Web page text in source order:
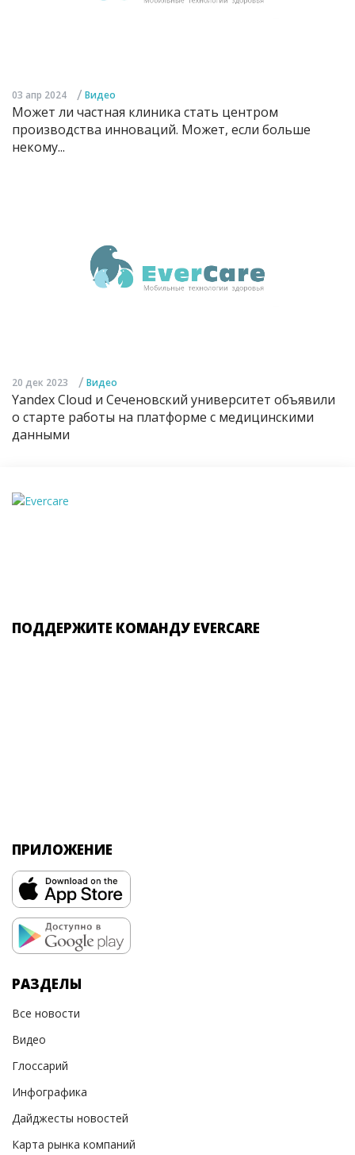
03 апр 2024 / Видео
Может ли частная клиника стать центром
производства инноваций. Может, если больше
некому...
20 дек 2023 / Видео
Yandex Cloud и Сеченовский университет объявили
о старте работы на платформе с медицинскими
данными
ПОДДЕРЖИТЕ КОМАНДУ EVERCARE
ПРИЛОЖЕНИЕ
РАЗДЕЛЫ
Все новости
Видео
Глоссарий
Инфографика
Дайджесты новостей
Карта рынка компаний